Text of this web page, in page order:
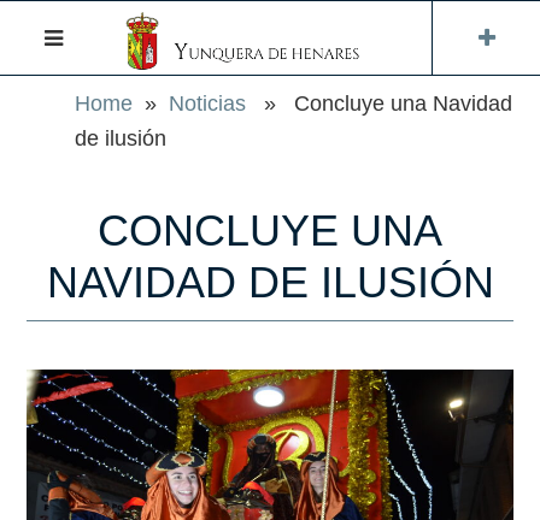
Home » Noticias » Concluye una Navidad
de ilusión
CONCLUYE UNA
NAVIDAD DE ILUSIÓN